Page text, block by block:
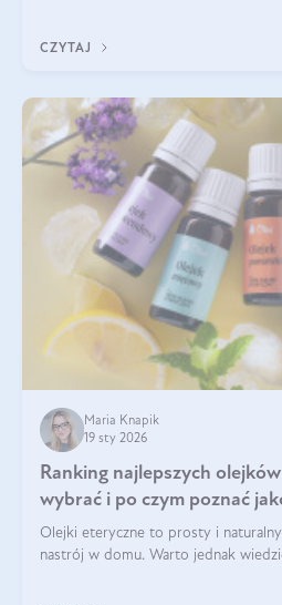
CZYTAJ
Maria Knapik
19 sty 2026
Ranking najlepszych
wybrać i po czym poznać
Olejki eteryczne to prosty i
nastrój w domu. Warto jednak